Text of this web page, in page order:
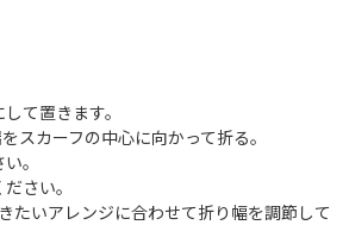
て置きます。
スカーフの中心に向かって折る。
。
さい。
たいアレンジに合わせて折り幅を調節して